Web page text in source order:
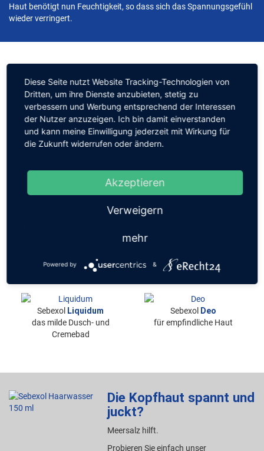
Haut benötigt nun Feuchtigkeit, so dass sich das Spannungsgefühl
wieder verringert.
PASSENDE PRODUKTE
SebexolLotio cum urea 5
%
SebexolCreme intens
Haut
Kopfhaut
ohne Parfüm
Sebexol Liquidum
das milde Dusch- und
Cremebad
Sebexol Deo
für empfindliche Haut
Die Kopfhaut spannt und
juckt?
Meersalz hilft.
Probieren Sie einfach unser
Diese Seite nutzt Website Tracking-Technologien von
Dritten, um ihre Dienste anzubieten, stetig zu
verbessern und Werbung entsprechend der Interessen
der Nutzer anzuzeigen. Ich bin damit einverstanden
und kann meine Einwilligung jederzeit mit Wirkung für
die Zukunft widerrufen oder ändern.
Akzeptieren
Verweigern
mehr
Powered by &